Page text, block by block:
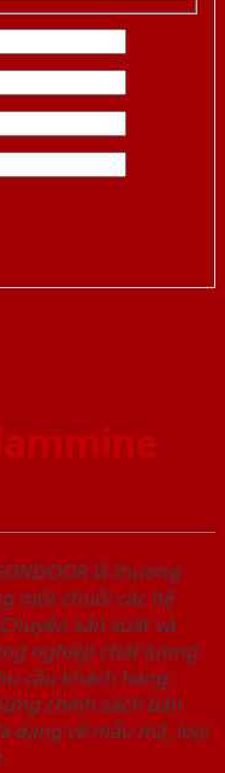
là thương
một chuỗi các hệ
sản xuất và
nghiệp chất lượng
cầu khách hàng.
chính sách bán
dạng về mẫu mã, loại